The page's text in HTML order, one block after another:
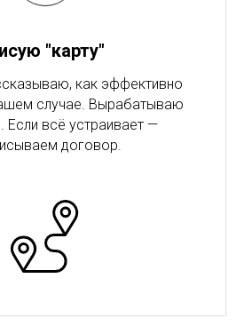
"карту"
как эффективно
случае. Вырабатываю
Если всё устраивает —
договор.